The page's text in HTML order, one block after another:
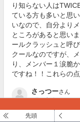
り知らない人は
ている方も多いと思
いなので、自分より
ところがあると思い
ールクラッシュと呼
クールなのですが、
り、メンバー１涙脆
ですね！！これらの
さっつーさん
1位の評価
先頭